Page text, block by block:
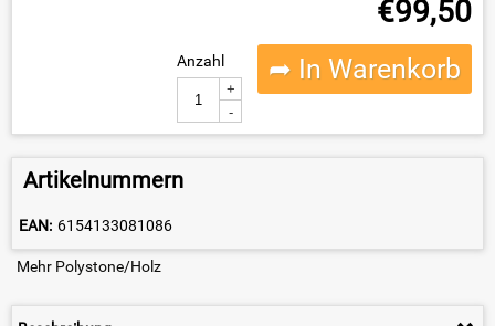
€99,50
Anzahl
+
-
➦ In Warenkorb
Artikelnummern
EAN: 6154133081086
Mehr Polystone/Holz